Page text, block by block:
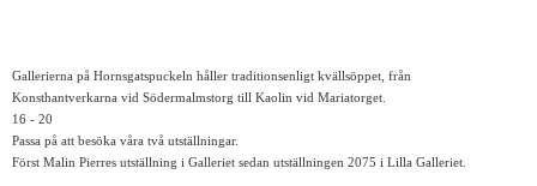
Gallerierna på Hornsgatspuckeln håller traditionsenligt kvällsöppet, från
Konsthantverkarna vid Södermalmstorg till Kaolin vid Mariatorget.
16 - 20
Passa på att besöka våra två utställningar.
Först Malin Pierres utställning i Galleriet sedan utställningen 2075 i Lilla Galleriet.